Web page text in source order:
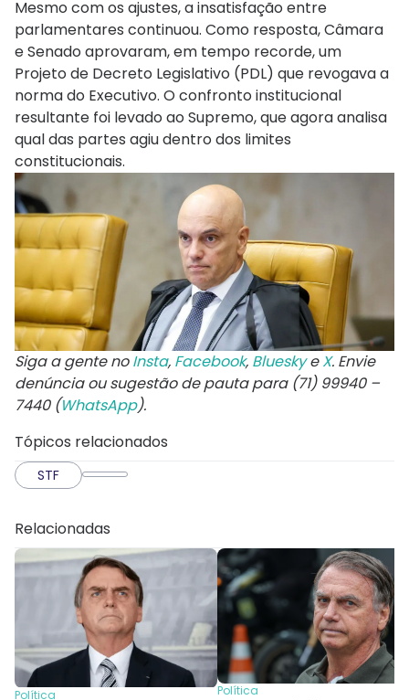
Mesmo com os ajustes, a insatisfação entre
parlamentares continuou. Como resposta, Câmara
e Senado aprovaram, em tempo recorde, um
Projeto de Decreto Legislativo (PDL) que revogava a
norma do Executivo. O confronto institucional
resultante foi levado ao Supremo, que agora analisa
qual das partes agiu dentro dos limites
constitucionais.
Siga a gente noInsta, Facebook, BlueskyeX. Envie
denúncia ou sugestão de pauta para (71) 99940 –
7440 (WhatsApp).
Tópicos relacionados
STF
Relacionadas
Política Política